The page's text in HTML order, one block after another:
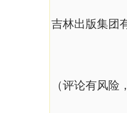
吉林出版集团
（评论有风险